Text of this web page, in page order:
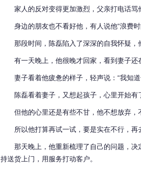
家人的反对变得更加激烈，父亲打电话骂
身边的朋友也不看好他，有人说他“浪费
那段时间，陈磊陷入了深深的自我怀疑
有一天晚上，他很晚才回家，看到妻子还
妻子看着他疲惫的样子，轻声说：“我知
陈磊看着妻子，又想起孩子，心里开始有
但他的心里还是有些不甘，他不想放弃，
所以他打算再试一试，要是实在不行，再
那天晚上，他重新梳理了自己的问题，
持送货上门，用服务打动客户。